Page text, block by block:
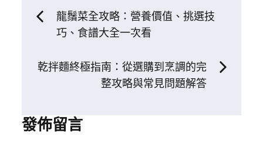
文
覽
龍鬚菜全攻略：營養價值、挑選技
巧、食譜大全一次看
乾拌麵終極指南：從選購到烹調的完
整攻略與常見問題解答
發佈留言